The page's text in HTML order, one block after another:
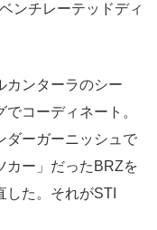
ンチレーテッドディ
カンターラのシー
コーディネート。
ダーガーニッシュで
カー」だったBRZを
した。それがSTI